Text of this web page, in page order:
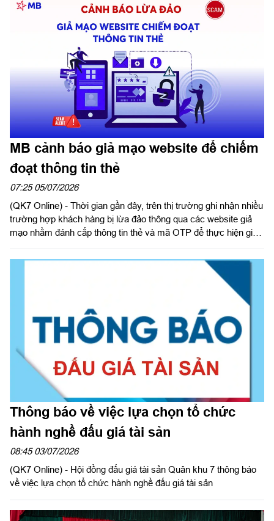
MB cảnh báo giả mạo website để chiếm
đoạt thông tin thẻ
07:25 05/07/2026
(QK7 Online) - Thời gian gần đây, trên thị trường ghi nhận nhiều
trường hợp khách hàng bị lừa đảo thông qua các website giả
mạo nhằm đánh cắp thông tin thẻ và mã OTP để thực hiện giao
dịch gian lận. Các đối tượng lừa đảo thường tạo lập website có
giao diện tương tự website của doanh nghiệp, thương hiệu uy
tín hoặc cơ quan nhà nước để tạo lòng tin với khách hàng.
Thông báo về việc lựa chọn tổ chức
08:45 03/07/2026
(QK7 Online) - Hội đồng đấu giá tài sản Quân khu 7 thông báo
về việc lựa chọn tổ chức hành nghề đấu giá tài sản